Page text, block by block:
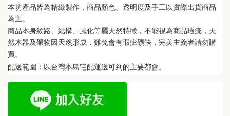
本坊產品皆為精緻製作，商品顏色、透明度及手工以實際出貨商品
為主。
商品本身紋路、結構、風化等屬天然特徵，不能視為商品瑕疵，天
然木器及礦物因天然形成，難免會有瑕疵礦缺，完美主義者請勿購
買。
配送範圍：以台灣本島宅配運送可到的主要都會。